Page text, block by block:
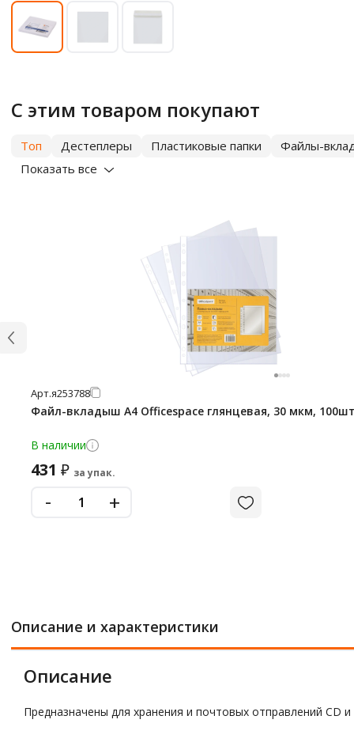
С этим товаром покупают
Топ Дестеплеры Пластиковые папки
Файлы-
Показать все
Арт.я253788
Файл-вкладыш А4 Officespace глянцевая, 30 мкм,
В наличии
431 ₽ за упак.
- +
Описание и характеристики
Описание
Предназначены для хранения и почтовых отправлений CD